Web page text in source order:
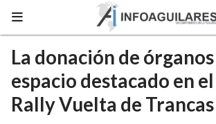
La donación de
espacio destacado en
Rally Vuelta de Trancas